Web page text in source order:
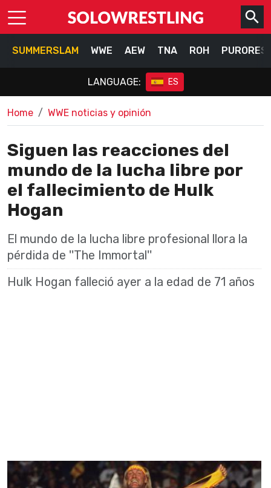
SUMMERSLAM WWE AEW TNA ROH
LANGUAGE: ES
Home WWE noticias y opinión
Siguen las reacciones del
mundo de la lucha libre por
el fallecimiento de Hulk
Hogan
El mundo de la lucha libre profesional llora la
pérdida de ''The Immortal''
Hulk Hogan falleció ayer a la edad de 71 años